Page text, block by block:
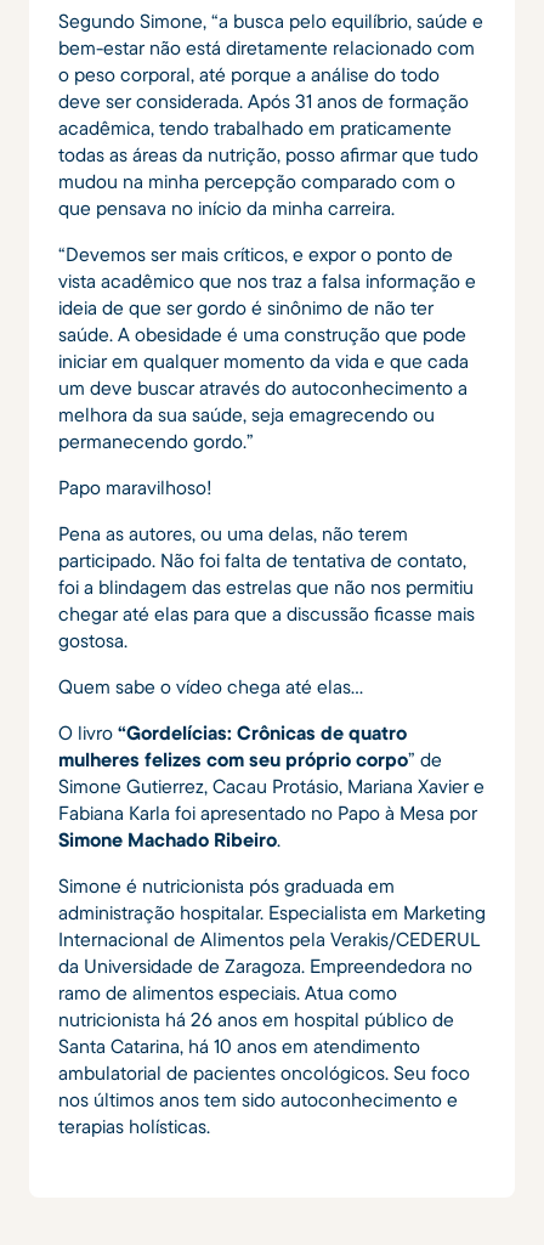
Segundo Simone, “a busca pelo equilíbrio, saúde e
bem-estar não está diretamente relacionado com
o peso corporal, até porque a análise do todo
deve ser considerada. Após 31 anos de formação
acadêmica, tendo trabalhado em praticamente
todas as áreas da nutrição, posso afirmar que tudo
mudou na minha percepção comparado com o
que pensava no início da minha carreira.
“Devemos ser mais críticos, e expor o ponto de
vista acadêmico que nos traz a falsa informação e
ideia de que ser gordo é sinônimo de não ter
saúde. A obesidade é uma construção que pode
iniciar em qualquer momento da vida e que cada
um deve buscar através do autoconhecimento a
melhora da sua saúde, seja emagrecendo ou
permanecendo gordo.”
Papo maravilhoso!
Pena as autores, ou uma delas, não terem
participado. Não foi falta de tentativa de contato,
foi a blindagem das estrelas que não nos permitiu
chegar até elas para que a discussão ficasse mais
gostosa.
Quem sabe o vídeo chega até elas…
O livro “Gordelícias: Crônicas de quatro
mulheres felizes com seu próprio corpo” de
Simone Gutierrez, Cacau Protásio, Mariana Xavier e
Fabiana Karla foi apresentado no Papo à Mesa por
Simone Machado Ribeiro.
Simone é nutricionista pós graduada em
administração hospitalar. Especialista em Marketing
Internacional de Alimentos pela Verakis/CEDERUL
da Universidade de Zaragoza. Empreendedora no
ramo de alimentos especiais. Atua como
nutricionista há 26 anos em hospital público de
Santa Catarina, há 10 anos em atendimento
ambulatorial de pacientes oncológicos. Seu foco
nos últimos anos tem sido autoconhecimento e
terapias holísticas.